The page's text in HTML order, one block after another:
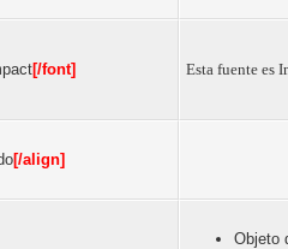
[/font] Esta fuente es
[/align]
Objeto